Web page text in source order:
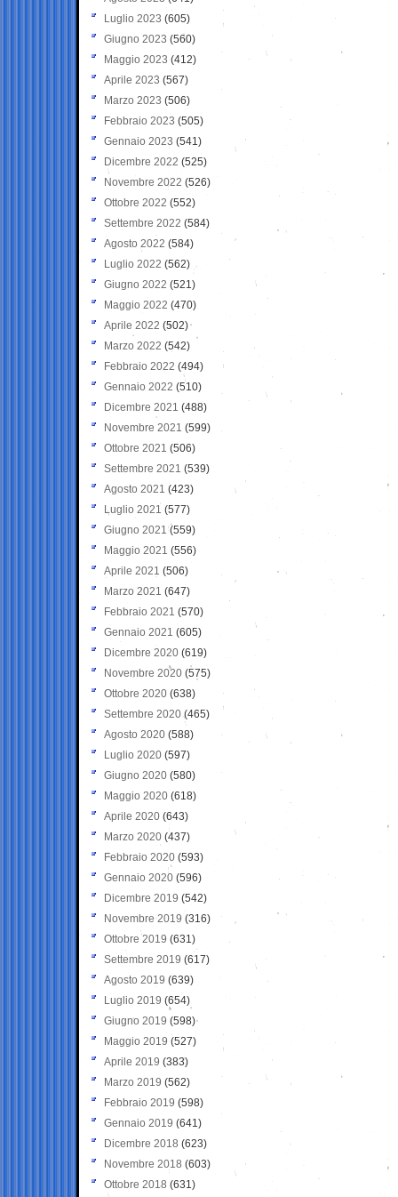
Luglio 2023 (605)
Giugno 2023 (560)
Maggio 2023 (412)
Aprile 2023 (567)
Marzo 2023 (506)
Febbraio 2023 (505)
Gennaio 2023 (541)
Dicembre 2022 (525)
Novembre 2022 (526)
Ottobre 2022 (552)
Settembre 2022 (584)
Agosto 2022 (584)
Luglio 2022 (562)
Giugno 2022 (521)
Maggio 2022 (470)
Aprile 2022 (502)
Marzo 2022 (542)
Febbraio 2022 (494)
Gennaio 2022 (510)
Dicembre 2021 (488)
Novembre 2021 (599)
Ottobre 2021 (506)
Settembre 2021 (539)
Agosto 2021 (423)
Luglio 2021 (577)
Giugno 2021(559)
Maggio 2021 (556)
Aprile 2021 (506)
Marzo 2021 (647)
Febbraio 2021 (570)
Gennaio 2021 (605)
Dicembre 2020 (619)
Novembre 2020 (575)
Ottobre 2020 (638)
Settembre 2020(465)
Agosto 2020 (588)
Luglio 2020 (597)
Giugno 2020 (580)
Maggio 2020 (618)
Aprile 2020 (643)
Marzo 2020 (437)
Febbraio 2020 (593)
Gennaio 2020 (596)
Dicembre 2019 (542)
Novembre 2019 (316)
Ottobre 2019 (631)
Settembre 2019 (617)
Agosto 2019 (639)
Luglio 2019 (654)
Giugno 2019 (598)
Maggio 2019 (527)
Aprile 2019 (383)
Marzo 2019 (562)
Febbraio 2019 (598)
Gennaio 2019 (641)
Dicembre 2018 (623)
Novembre 2018 (603)
Ottobre 2018 (631)